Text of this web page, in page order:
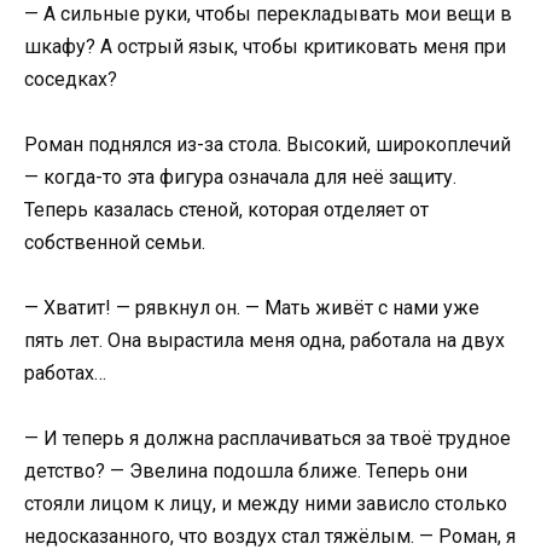
— А сильные руки, чтобы перекладывать мои вещи в
шкафу? А острый язык, чтобы критиковать меня при
соседках?
Роман поднялся из-за стола. Высокий, широкоплечий
— когда-то эта фигура означала для неё защиту.
Теперь казалась стеной, которая отделяет от
собственной семьи.
— Хватит! — рявкнул он. — Мать живёт с нами уже
пять лет. Она вырастила меня одна, работала на двух
работах…
— И теперь я должна расплачиваться за твоё трудное
детство? — Эвелина подошла ближе. Теперь они
стояли лицом к лицу, и между ними зависло столько
недосказанного, что воздух стал тяжёлым. — Роман, я